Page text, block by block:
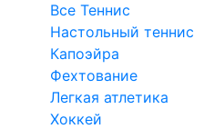
Все Теннис
Настольный теннис
Капоэйра
Фехтование
Легкая атлетика
Хоккей